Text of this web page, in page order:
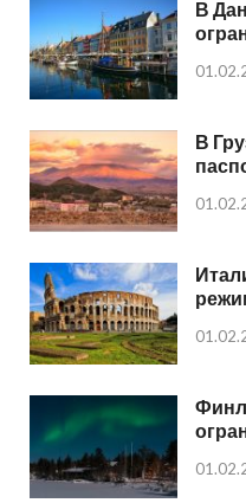
В
В